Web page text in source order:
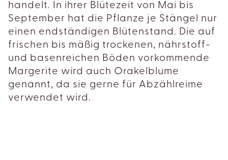
handelt. In ihrer Blütezeit von Mai bis
September hat die Pflanze je Stängel nur
einen endständigen Blütenstand. Die auf
frischen bis mäßig trockenen, nährstoff-
und basenreichen Böden vorkommende
Margerite wird auch Orakelblume
genannt, da sie gerne für Abzählreime
verwendet wird.